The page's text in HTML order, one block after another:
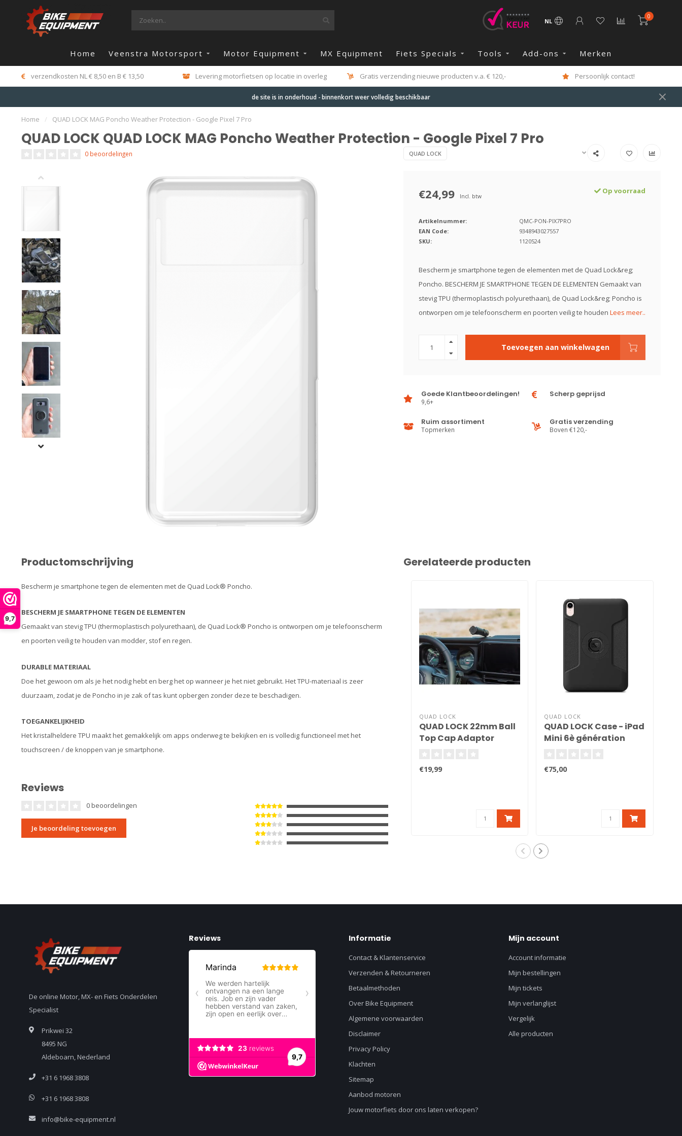
9,7
NL
0
Home Veenstra Motorsport Motor Equipment MX Equipment Fiets Specials Tools Add-ons Merken
verzendkosten NL € 8,50 en B € 13,50 Levering motorfietsen op locatie in overleg Gratis verzending nieuwe producten v.a. € 120,- Persoonlijk contact!
de site is in onderhoud - binnenkort weer volledig beschikbaar
Home / QUAD LOCK MAG Poncho Weather Protection - Google Pixel 7 Pro
QUAD LOCK QUAD LOCK MAG Poncho Weather Protection - Google Pixel 7 Pro
0 beoordelingen QUAD LOCK
€24,99 Incl. btw
Op voorraad
Artikelnummer:
QMC-PON-PIX7PRO
EAN Code:
9348943027557
SKU:
1120524
Bescherm je smartphone tegen de elementen met de Quad Lock&reg;
Poncho. BESCHERM JE SMARTPHONE TEGEN DE ELEMENTEN Gemaakt van
stevig TPU (thermoplastisch polyurethaan), de Quad Lock&reg; Poncho is
ontworpen om je telefoonscherm en poorten veilig te houden Lees meer..
Toevoegen aan winkelwagen
Goede Klantbeoordelingen!
9,6+
Scherp geprijsd
Ruim assortiment
Topmerken
Gratis verzending
Boven €120,-
Productomschrijving
Bescherm je smartphone tegen de elementen met de Quad Lock® Poncho.
BESCHERM JE SMARTPHONE TEGEN DE ELEMENTEN
Gemaakt van stevig TPU (thermoplastisch polyurethaan), de Quad Lock® Poncho is ontworpen om je telefoonscherm
en poorten veilig te houden van modder, stof en regen.
DURABLE MATERIAAL
Doe het gewoon om als je het nodig hebt en berg het op wanneer je het niet gebruikt. Het TPU-materiaal is zeer
duurzaam, zodat je de Poncho in je zak of tas kunt opbergen zonder deze te beschadigen.
TOEGANKELIJKHEID
Het kristalheldere TPU maakt het gemakkelijk om apps onderweg te bekijken en is volledig functioneel met het
touchscreen / de knoppen van je smartphone.
Reviews
0 beoordelingen
Je beoordeling toevoegen
Gerelateerde producten
QUAD LOCK
QUAD LOCK 22mm Ball
Top Cap Adaptor
€19,99
QUAD LOCK
QUAD LOCK Case - iPad
Mini 6è génération
€75,00
De online Motor, MX- en Fiets Onderdelen
Specialist
Prikwei 32
8495 NG
Aldeboarn, Nederland
+31 6 1968 3808
+31 6 1968 3808
info@bike-equipment.nl
Reviews Informatie
Contact & Klantenservice
Verzenden & Retourneren
Betaalmethoden
Over Bike Equipment
Algemene voorwaarden
Disclaimer
Privacy Policy
Klachten
Sitemap
Aanbod motoren
Jouw motorfiets door ons laten verkopen?
Mijn account
Account informatie
Mijn bestellingen
Mijn tickets
Mijn verlanglijst
Vergelijk
Alle producten